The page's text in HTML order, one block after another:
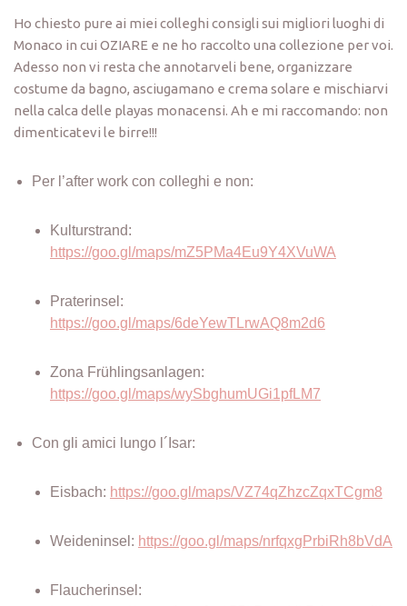
Ho chiesto pure ai miei colleghi consigli sui migliori luoghi di
Monaco in cui OZIARE e ne ho raccolto una collezione per voi.
Adesso non vi resta che annotarveli bene, organizzare
costume da bagno, asciugamano e crema solare e mischiarvi
nella calca delle playas monacensi. Ah e mi raccomando: non
dimenticatevi le birre!!!
Per l’after work con colleghi e non:
Kulturstrand:
https://goo.gl/maps/mZ5PMa4Eu9Y4XVuWA
Praterinsel:
https://goo.gl/maps/6deYewTLrwAQ8m2d6
Zona Frühlingsanlagen:
https://goo.gl/maps/wySbghumUGi1pfLM7
Con gli amici lungo l´Isar:
Eisbach: https://goo.gl/maps/VZ74qZhzcZqxTCgm8
Weideninsel: https://goo.gl/maps/nrfqxgPrbiRh8bVdA
Flaucherinsel: